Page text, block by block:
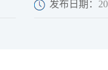
发布日期：